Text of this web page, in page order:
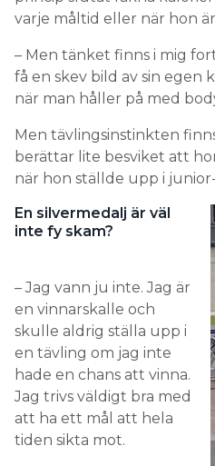
varje måltid eller när hon
– Men tänket finns i mig
få en skev bild av sin egen
när man håller på med
Men tävlingsinstinkten
berättar lite besviket att
när hon ställde upp i
En silvermedalj är väl
inte fy skam?
– Jag vann ju inte. Jag är
en vinnar­skalle och
skulle aldrig ställa upp i
en tävling om jag inte
hade en chans att vinna.
Jag trivs väldigt bra med
att ha ett mål att hela
tiden sikta mot.